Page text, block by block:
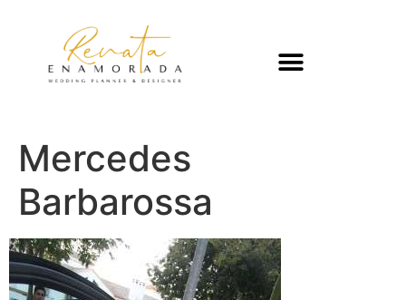
Mercedes
Barbarossa